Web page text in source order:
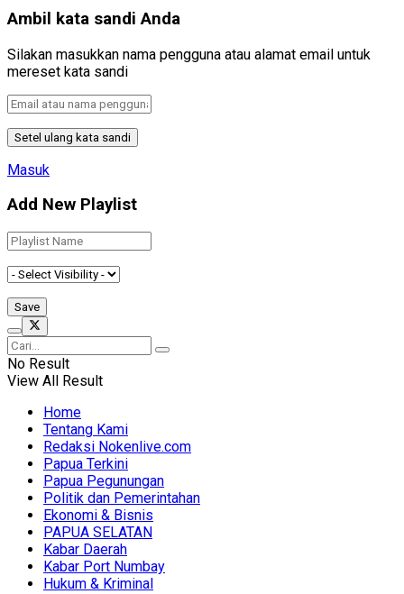
Ambil kata sandi Anda
Silakan masukkan nama pengguna atau alamat email untuk
mereset kata sandi
Masuk
Add New Playlist
No Result
View All Result
Home
Tentang Kami
Redaksi Nokenlive.com
Papua Terkini
Papua Pegunungan
Politik dan Pemerintahan
Ekonomi & Bisnis
PAPUA SELATAN
Kabar Daerah
Kabar Port Numbay
Hukum & Kriminal